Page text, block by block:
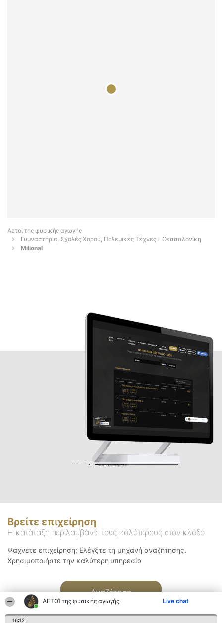
ΑΕΤΟΊ της φυσικής αγωγής Live chat
16:12
Αετοί της φυσικής αγωγής
Γυμναστήρια, Σχολές Χορού, Πολεμικές Τέχνες - Θεσσαλονίκη
Milional
Βρείτε επιχείρηση
Η κατάταξη περιλαμβάνει τους καλύτερους στον κλάδο
Ψάχνετε επιχείρηση; Ελέγξτε τη μηχανή αναζήτησης.
Χρησιμοποιήστε την καλύτερη υπηρεσία
Αναζήτηση